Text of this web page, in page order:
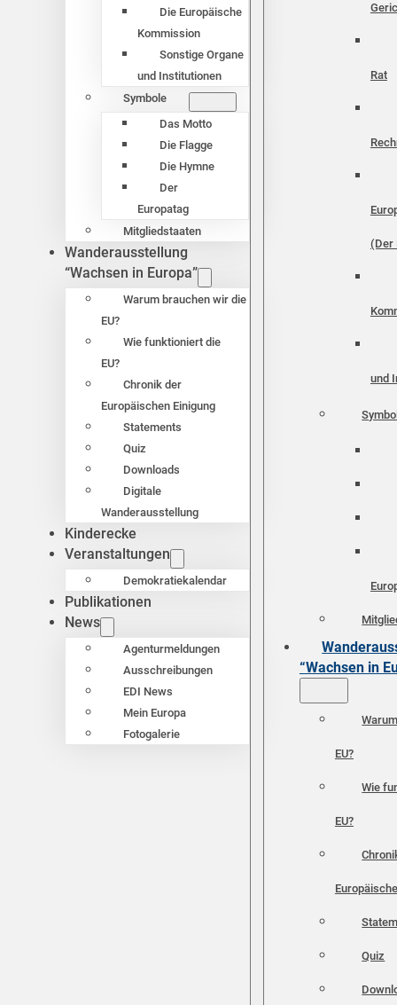
Die Europäische
Kommission
Sonstige Organe
und Institutionen
Symbole
Das Motto
Die Flagge
Die Hymne
Der
Europatag
Mitgliedstaaten
Wanderausstellung
“Wachsen in Europa”
Warum brauchen wir die
EU?
Wie funktioniert die
EU?
Chronik der
Europäischen Einigung
Statements
Quiz
Downloads
Digitale
Wanderausstellung
Kinderecke
Veranstaltungen
Demokratiekalendar
Publikationen
News
Agenturmeldungen
Ausschreibungen
EDI News
Mein Europa
Fotogalerie
Rat
(Der
und
“Wachsen in
EU?
Wie
EU?
Quiz